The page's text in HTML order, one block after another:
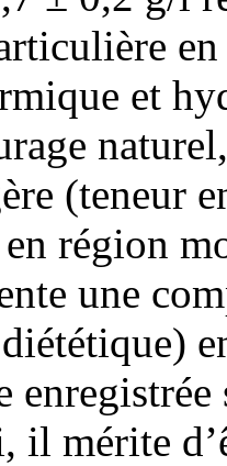
et
(teneur
région
une
il mérite